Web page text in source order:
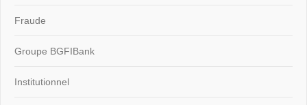
Fraude
Groupe BGFIBank
Institutionnel